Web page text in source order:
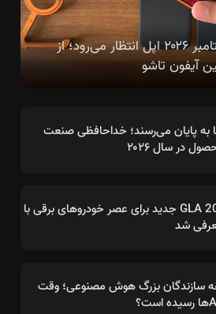
هرآنچه از رویداد سپتامبر ۲۰۲۶ اپل انتظار می‌رود؛ از
به پایان می‌رسند؛ خداحافظی صنعت
مرسدس GLA 2028 جدید برای عصر خودروهای برقی با
شد
سازندگان بزرگ هوش مصنوعی؛ وقت